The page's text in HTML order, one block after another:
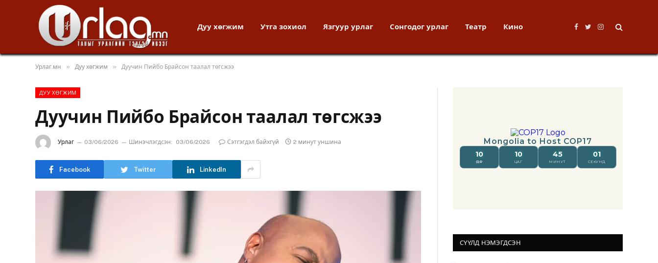
Дуу хөгжим Утга зохиол Язгуур урлаг Сонгодог урлаг Театр Кино
Facebook
TwitterInstagram
Урлаг.мн » Дуу хөгжим » Дуучин Пийбо Брайсон таалал төгсжээ
ДУУ ХӨГЖИМ
Дуучин Пийбо Брайсон таалал төгсжээ
Урлаг 03/06/2026 Шинэчлэгдсэн: 03/06/2026 Сэтгэгдэл байхгүй 2 минут уншина
Facebook Twitter LinkedIn
СҮҮЛД НЭМЭГДСЭН